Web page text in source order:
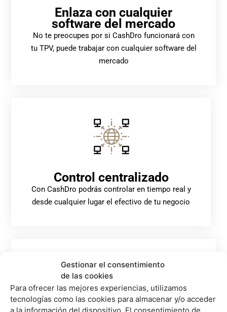
Gestionar el consentimiento
de las cookies
Para ofrecer las mejores experiencias, utilizamos
tecnologías como las cookies para almacenar y/o acceder
a la información del dispositivo. El consentimiento de
Enlaza con cualquier
software del mercado
No te preocupes por si CashDro funcionará con
tu TPV, puede trabajar con cualquier software del
mercado
Control centralizado
Con CashDro podrás controlar en tiempo real y
desde cualquier lugar el efectivo de tu negocio